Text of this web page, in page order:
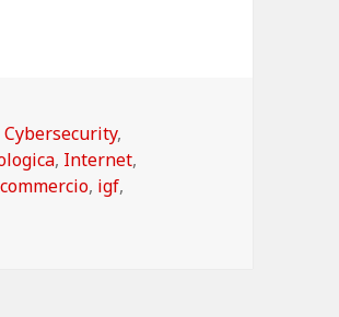
Cybersecurity,
, Internet,
, igf,